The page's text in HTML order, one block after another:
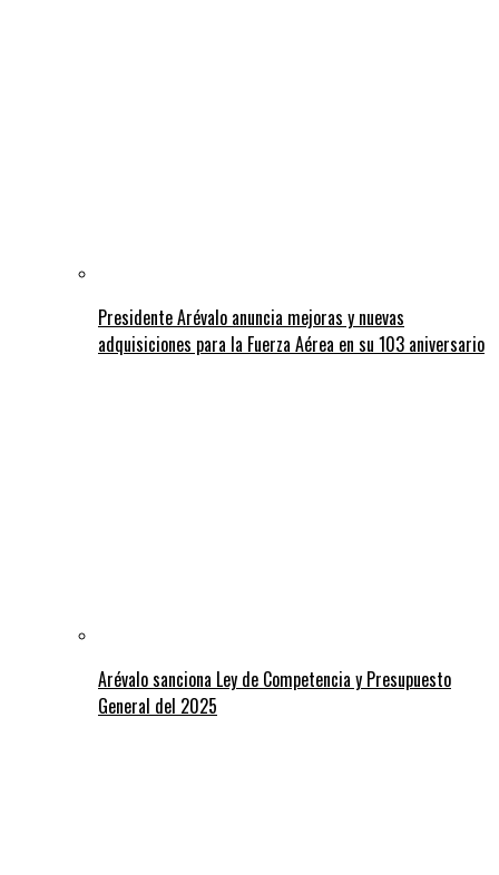
Presidente Arévalo anuncia mejoras y nuevas
adquisiciones para la Fuerza Aérea en su 103 aniversario
Arévalo sanciona Ley de Competencia y Presupuesto
General del 2025